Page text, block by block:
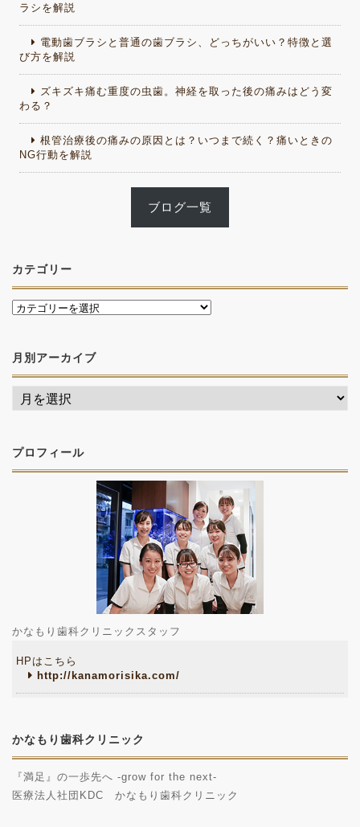
ラシを解説
電動歯ブラシと普通の歯ブラシ、どっちがいい？特徴と選
び方を解説
ズキズキ痛む重度の虫歯。神経を取った後の痛みはどう変
わる？
根管治療後の痛みの原因とは？いつまで続く？痛いときの
NG行動を解説
ブログ一覧
カテゴリー
月別アーカイブ
プロフィール
かなもり歯科クリニックスタッフ
HPはこちら
http://kanamorisika.com/
かなもり歯科クリニック
『満足』の一歩先へ -grow for the next-
医療法人社団KDC かなもり歯科クリニック